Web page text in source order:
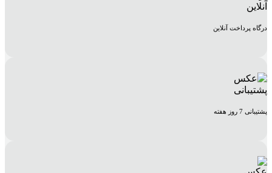
درگاه پرداخت آنلاین
پشتیبانی 7 روز هفته